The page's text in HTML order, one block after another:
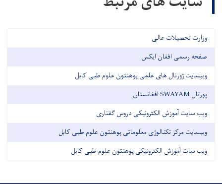
وزارت تحصیلات عالی
صفحه رسمی افغان ایکس
ویبسایت ژورنال های علمی پوهنتون علوم طبی کابل
پورتال SWAYAM افغانستان
ویب سایت آموزش الکترونیکی دروس گفتاری
ویبسایت مرکز تکنالوژی معلوماتی پوهنتون علوم طبی کابل
ویب سات آموزش الکترونیکی پوهنتون علوم طبی کابل